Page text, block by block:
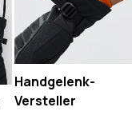
Handgelenk-
Versteller